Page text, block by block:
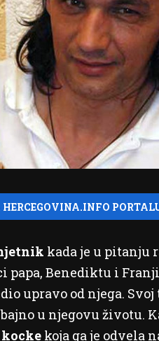
kada je u pitanju
Benediktu i Franji
upravo od njega.
u njegovu životu.
kocke koja ga je odvela